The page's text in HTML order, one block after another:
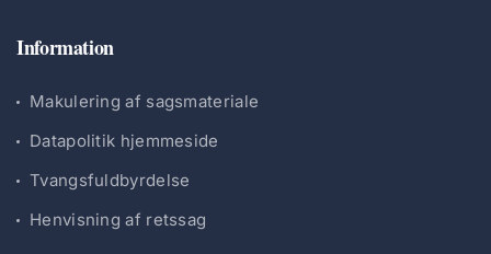
Information
Makulering af sagsmateriale
Datapolitik hjemmeside
Tvangsfuldbyrdelse
Henvisning af retssag